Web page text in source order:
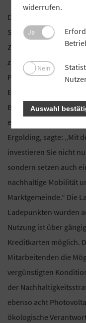
Die Raiffeisenbank
Strategie
Zeichen für
zukunftsorientiertes
Projektpartnern
Energieversorgung
Beteiligten wurden 17
eingeweiht. Andreas
Ergolding, sagte: „Mit
investieren Sie nicht
sondern setzen auch
nachhaltige Mobilität
Marktgemeinde.“ Die
Ladepunkten wurden
Nutzung ist über
Kreditkarten möglich.
Mitarbeitenden die
vergünstigten
der
ebenso acht
ökologische
widerrufen.
Ja
Nein
Auswahl